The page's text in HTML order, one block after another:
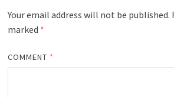
Your email address will not be published.
marked *
COMMENT *